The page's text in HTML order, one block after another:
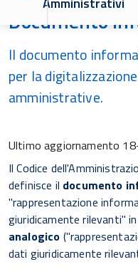
principale
Documento
Il documento
per la
amministrative.
Ultimo aggiornamento
Il Codice
definisce il documento
"rappresentazione
giuridicamente rilevanti"
analogico
dati giuridicamente